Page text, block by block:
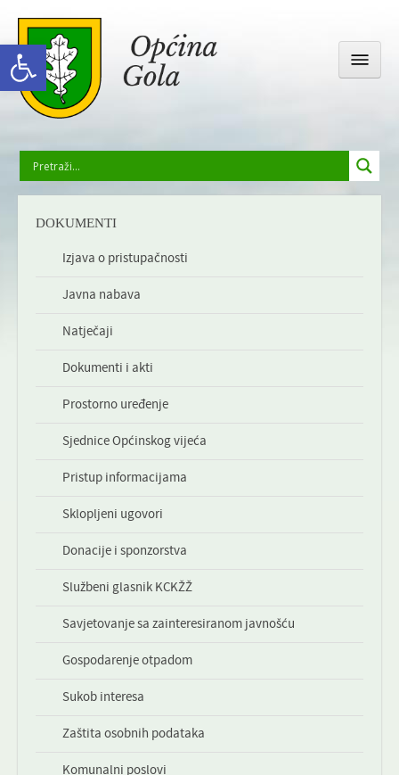
Open toolbar
GOLA I OKOLICA
DRUŠTVENI ŽIVOT
ODGOJ I OBRAZOVANJE
DOKUMENTI
Izjava o pristupačnosti
Javna nabava
Natječaji
Dokumenti i akti
Prostorno uređenje
Sjednice Općinskog vijeća
Pristup informacijama
Sklopljeni ugovori
Donacije i sponzorstva
Službeni glasnik KCKŽŽ
Savjetovanje sa zainteresiranom javnošću
Gospodarenje otpadom
Sukob interesa
Zaštita osobnih podataka
Komunalni poslovi